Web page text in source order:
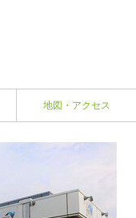
地図・アクセス